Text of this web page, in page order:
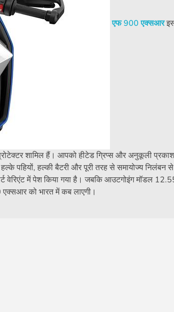
एफ 900 एक्सआर
शामिल हैं। आपको हीटेड ग्रिप्स और अनुकूली
पहियों, हल्की बैटरी और पूरी तरह से समायोज्य निलंबन
वेरिएंट में पेश किया गया है। जबकि आउटगोइंग मॉडल
को भारत में कब लाएगी।